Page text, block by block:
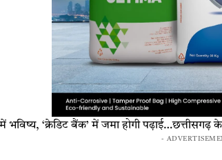
भविष्य, ‘क्रेडिट बैंक’ में जमा होगी पढ़ाई…छत्तीसगढ़ के
-